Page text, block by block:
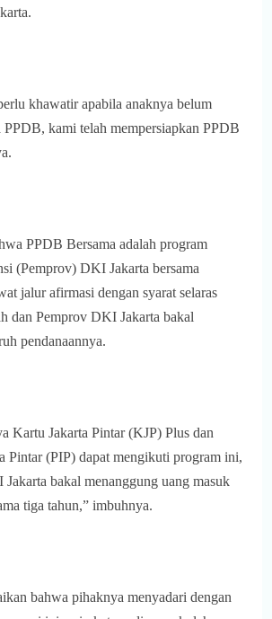
khawatir apabila anaknya belum
kami telah mempersiapkan PPDB
PPDB Bersama adalah program
(Pemprov) DKI Jakarta bersama
jalur afirmasi dengan syarat selaras
dan Pemprov DKI Jakarta bakal
pendanaannya.
Kartu Jakarta Pintar (KJP) Plus dan
Pintar (PIP) dapat mengikuti program ini,
bakal menanggung uang masuk
tiga tahun,” imbuhnya.
bahwa pihaknya menyadari dengan